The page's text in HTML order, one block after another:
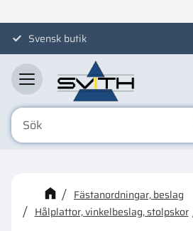
MenySvensk butik
Kanske någon av
produkter kan
Fästanordningar, beslag
Hålplattor, vinkelbeslag, stolpskor